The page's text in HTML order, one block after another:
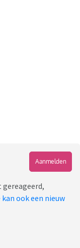
Aanmelden
kan ook een nieuw